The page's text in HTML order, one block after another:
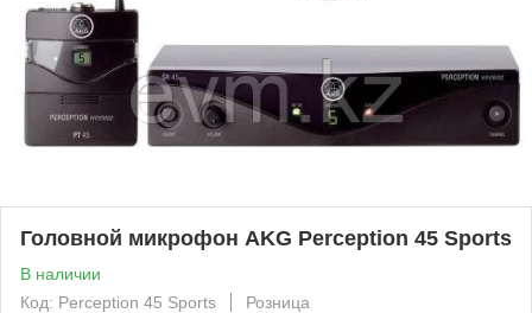
Головной микрофон AKG Perception 45 Sports
В наличии
Код: Perception 45 Sports
Розница